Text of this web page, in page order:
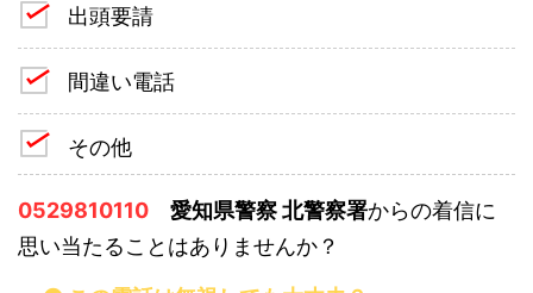
出頭要請
間違い電話
その他
0529810110 愛知県警察 北警察署からの着信に
思い当たることはありませんか？